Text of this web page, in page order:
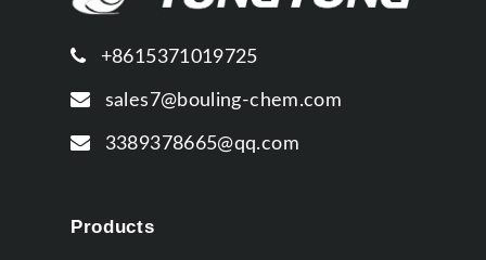
+8615371019725
sales7@bouling-chem.com
3389378665@qq.com
Products